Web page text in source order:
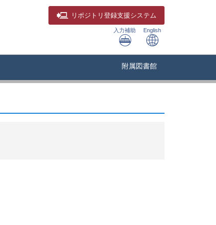
リポジトリ 登録支援システム
入力補助 English
附属図書館